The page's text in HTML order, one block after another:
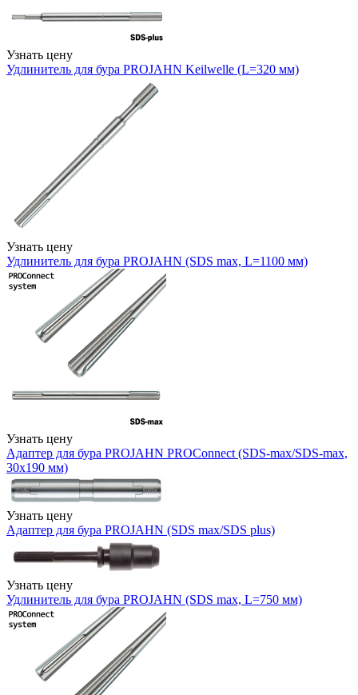
Узнать цену
Удлинитель для бура PROJAHN Keilwelle (L=320 мм)
Узнать цену
Удлинитель для бура PROJAHN (SDS max, L=1100 мм)
Узнать цену
Адаптер для бура PROJAHN PROConnect (SDS-max/SDS-max,
30x190 мм)
Узнать цену
Адаптер для бура PROJAHN (SDS max/SDS plus)
Узнать цену
Удлинитель для бура PROJAHN (SDS max, L=750 мм)